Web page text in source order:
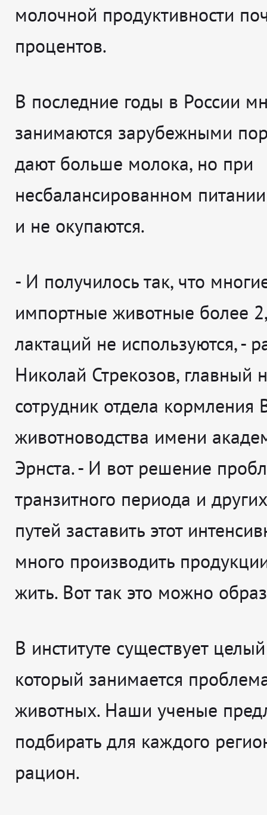
молочной продуктивности
процентов.
В последние годы в России
занимаются зарубежными
дают больше молока, но при
несбалансированном
и не окупаются.
- И получилось так, что
импортные животные более
лактаций не используются, -
Николай Стрекозов, главный
сотрудник отдела
животноводства имени
Эрнста. - И вот решение
транзитного периода и
путей заставить этот
много производить
жить. Вот так это можно
В институте существует
который занимается
животных. Наши ученые
подбирать для каждого
рацион.